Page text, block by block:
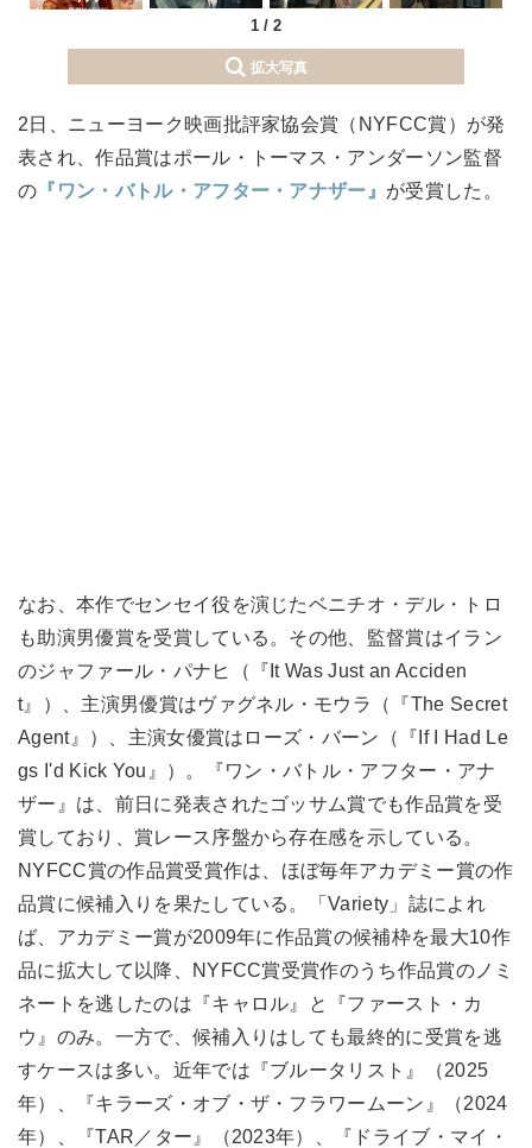
1 / 2
拡大写真
2日、ニューヨーク映画批評家協会賞（NYFCC賞）が発
表され、作品賞はポール・トーマス・アンダーソン監督
の 『ワン・バトル・アフター・アナザー』 が受賞した。
なお、本作でセンセイ役を演じたベニチオ・デル・トロ
も助演男優賞を受賞している。その他、監督賞はイラン
のジャファール・パナヒ（『It Was Just an Acciden
t』）、主演男優賞はヴァグネル・モウラ（『The Secret
Agent』）、主演女優賞はローズ・バーン（『If I Had Le
gs I'd Kick You』）。『ワン・バトル・アフター・アナ
ザー』は、前日に発表されたゴッサム賞でも作品賞を受
賞しており、賞レース序盤から存在感を示している。
NYFCC賞の作品賞受賞作は、ほぼ毎年アカデミー賞の作
品賞に候補入りを果たしている。「Variety」誌によれ
ば、アカデミー賞が2009年に作品賞の候補枠を最大10作
品に拡大して以降、NYFCC賞受賞作のうち作品賞のノミ
ネートを逃したのは『キャロル』と『ファースト・カ
ウ』のみ。一方で、候補入りはしても最終的に受賞を逃
すケースは多い。近年では『ブルータリスト』（2025
年）、『キラーズ・オブ・ザ・フラワームーン』（2024
年）、『TAR／ター』（2023年）、『ドライブ・マイ・